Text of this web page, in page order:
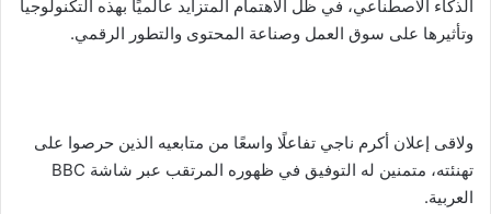
الذكاء الاصطناعي، في ظل الاهتمام المتزايد عالميًا بهذه التكنولوجيا
وتأثيرها على سوق العمل وصناعة المحتوى والتطور الرقمي.
ولاقى إعلان أكرم ناجي تفاعلًا واسعًا من متابعيه الذين حرصوا على
تهنئته، متمنين له التوفيق في ظهوره المرتقب عبر شاشة BBC
العربية.